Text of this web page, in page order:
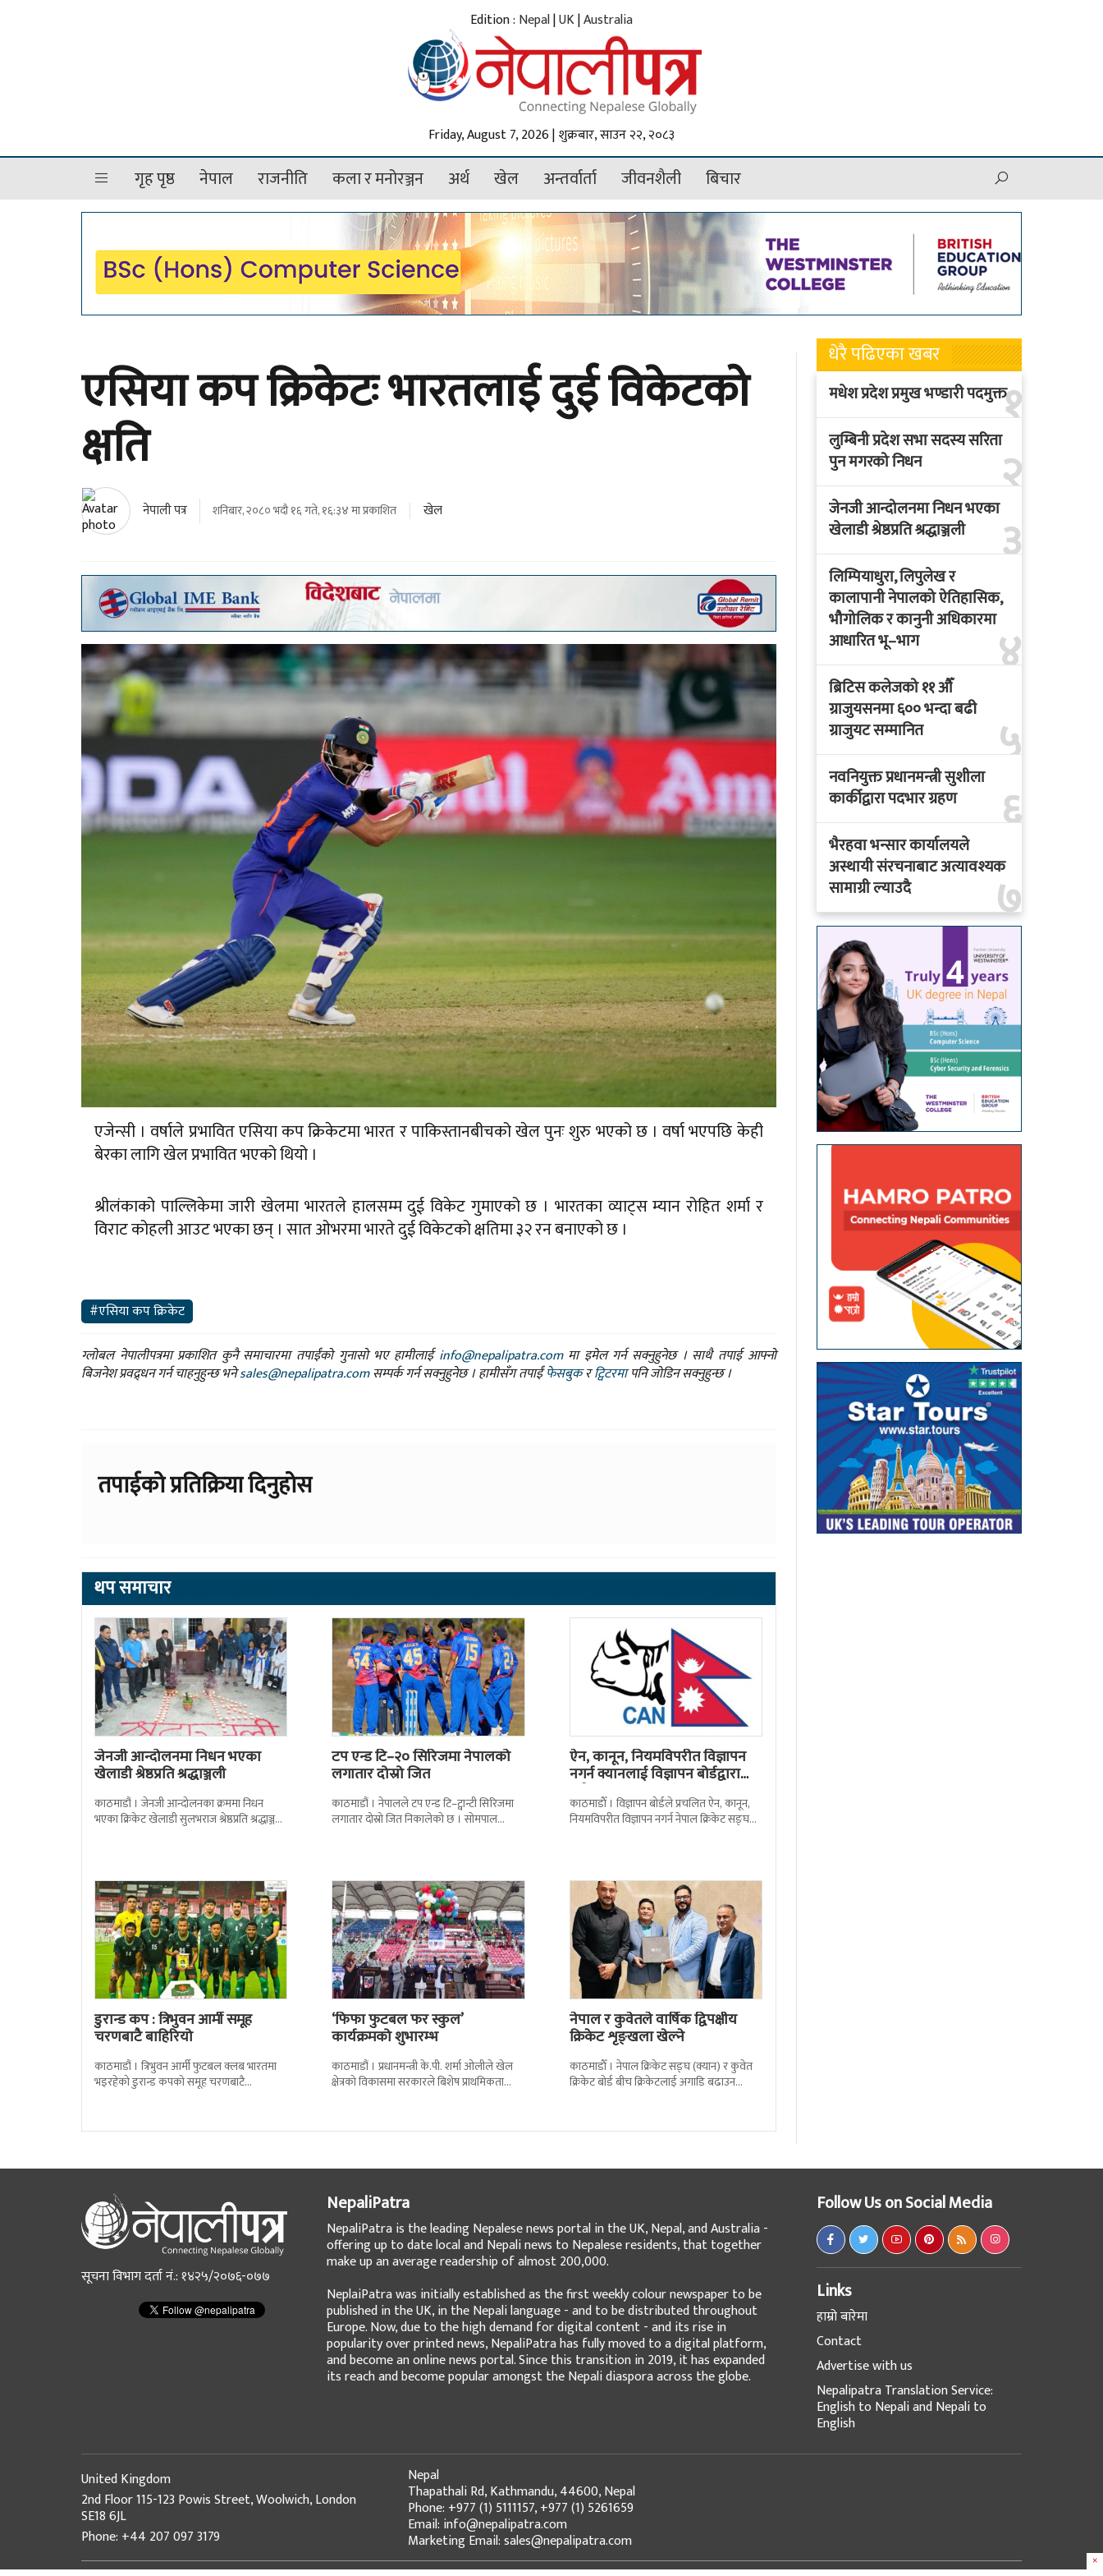
Edition : Nepal|UK|Australia
Friday, August 7, 2026 | शुक्रबार, साउन २२, २०८३
गृह पृष्ठ नेपाल राजनीति कला र मनोरञ्जन अर्थ खेल अन्तर्वार्ता जीवनशैली बिचार
एसिया कप क्रिकेटः भारतलाई दुई विकेटको
क्षति
नेपाली पत्र शनिबार, २०८० भदौ १६ गते, १६:३४ मा प्रकाशित खेल
एजेन्सी । वर्षाले प्रभावित एसिया कप क्रिकेटमा भारत र पाकिस्तानबीचको खेल पुनः शुरु भएको छ । वर्षा भएपछि केही
बेरका लागि खेल प्रभावित भएको थियो ।
श्रीलंकाको पाल्लिकेमा जारी खेलमा भारतले हालसम्म दुई विकेट गुमाएको छ । भारतका व्याट्स म्यान रोहित शर्मा र
विराट कोहली आउट भएका छन् । सात ओभरमा भारते दुई विकेटको क्षतिमा ३२ रन बनाएको छ ।
#एसिया कप क्रिकेट
ग्लोबल नेपालीपत्रमा प्रकाशित कुनै समाचारमा तपाईंको गुनासो भए हामीलाईinfo@nepalipatra.comमा इमेल गर्न सक्नुहुनेछ । साथै तपाई आफ्नो
बिजनेश प्रवद्र्धन गर्न चाहनुहुन्छ भनेsales@nepalipatra.comसम्पर्क गर्न सक्नुहुनेछ । हामीसँग तपाईंफेसबुकरट्विटरमापनि जोडिन सक्नुहुन्छ ।
तपाईको प्रतिक्रिया दिनुहोस
थप समाचार
जेनजी आन्दोलनमा निधन भएका
खेलाडी श्रेष्ठप्रति श्रद्धाञ्जली
काठमाडौं । जेनजी आन्दोलनका क्रममा निधन
भएका क्रिकेट खेलाडी सुलभराज श्रेष्ठप्रति श्रद्धाञ्जली
टप एन्ड टि–२० सिरिजमा नेपालको
लगातार दोस्रो जित
काठमाडौं । नेपालले टप एन्ड टि–ट्वान्टी सिरिजमा
लगातार दोस्रो जित निकालेको छ । सोमपाल
ऐन, कानून, नियमविपरीत विज्ञापन
नगर्न क्यानलाई विज्ञापन बोर्डद्वारा
सचेत
काठमाडाैँ । विज्ञापन बोर्डले प्रचलित ऐन, कानून,
नियमविपरीत विज्ञापन नगर्न नेपाल क्रिकेट सङ्घ
डुरान्ड कप : त्रिभुवन आर्मी समूह
चरणबाटै बाहिरियो
काठमाडौं । त्रिभुवन आर्मी फुटबल क्लब भारतमा
भइरहेको डुरान्ड कपको समूह चरणबाटै
‘फिफा फुटबल फर स्कुल’
कार्यक्रमको शुभारम्भ
काठमाडौं । प्रधानमन्त्री के.पी. शर्मा ओलीले खेल
क्षेत्रको विकासमा सरकारले बिशेष प्राथमिकता
नेपाल र कुवेतले वार्षिक द्विपक्षीय
क्रिकेट शृङ्खला खेल्ने
काठमाडाैँ । नेपाल क्रिकेट सङ्घ (क्यान) र कुवेत
क्रिकेट बोर्ड बीच क्रिकेटलाई अगाडि बढाउन
धेरै पढिएका खबर
१
मधेश प्रदेश प्रमुख भण्डारी पदमुक्त
२
लुम्बिनी प्रदेश सभा सदस्य सरिता
पुन मगरको निधन
३
जेनजी आन्दोलनमा निधन भएका
खेलाडी श्रेष्ठप्रति श्रद्धाञ्जली
४
लिम्पियाधुरा, लिपुलेख र
कालापानी नेपालको ऐतिहासिक,
भौगोलिक र कानुनी अधिकारमा
आधारित भू–भाग
५
ब्रिटिस कलेजको ११ औँ
ग्राजुयसनमा ६०० भन्दा बढी
ग्राजुयट सम्मानित
६
नवनियुक्त प्रधानमन्त्री सुशीला
कार्कीद्वारा पदभार ग्रहण
७
भैरहवा भन्सार कार्यालयले
अस्थायी संरचनाबाट अत्यावश्यक
सामाग्री ल्याउदै
सूचना विभाग दर्ता नं.: १४२५/२०७६-०७७
NepaliPatra
NepaliPatra is the leading Nepalese news portal in the UK, Nepal, and Australia -
offering up to date local and Nepali news to Nepalese residents, that together
make up an average readership of almost 200,000.
NeplaiPatra was initially established as the first weekly colour newspaper to be
published in the UK, in the Nepali language - and to be distributed throughout
Europe. Now, due to the high demand for digital content - and its rise in
popularity over printed news, NepaliPatra has fully moved to a digital platform,
and become an online news portal. Since this transition in 2019, it has expanded
its reach and become popular amongst the Nepali diaspora across the globe.
Follow Us on Social Media
Links
हाम्रो बारेमा
Contact
Advertise with us
Nepalipatra Translation Service:
English to Nepali and Nepali to
English
United Kingdom
2nd Floor 115-123 Powis Street, Woolwich, London
SE18 6JL
Phone: +44 207 097 3179
Nepal
Thapathali Rd, Kathmandu, 44600, Nepal
Phone: +977 (1) 5111157, +977 (1) 5261659
Email: info@nepalipatra.com
Marketing Email: sales@nepalipatra.com
×